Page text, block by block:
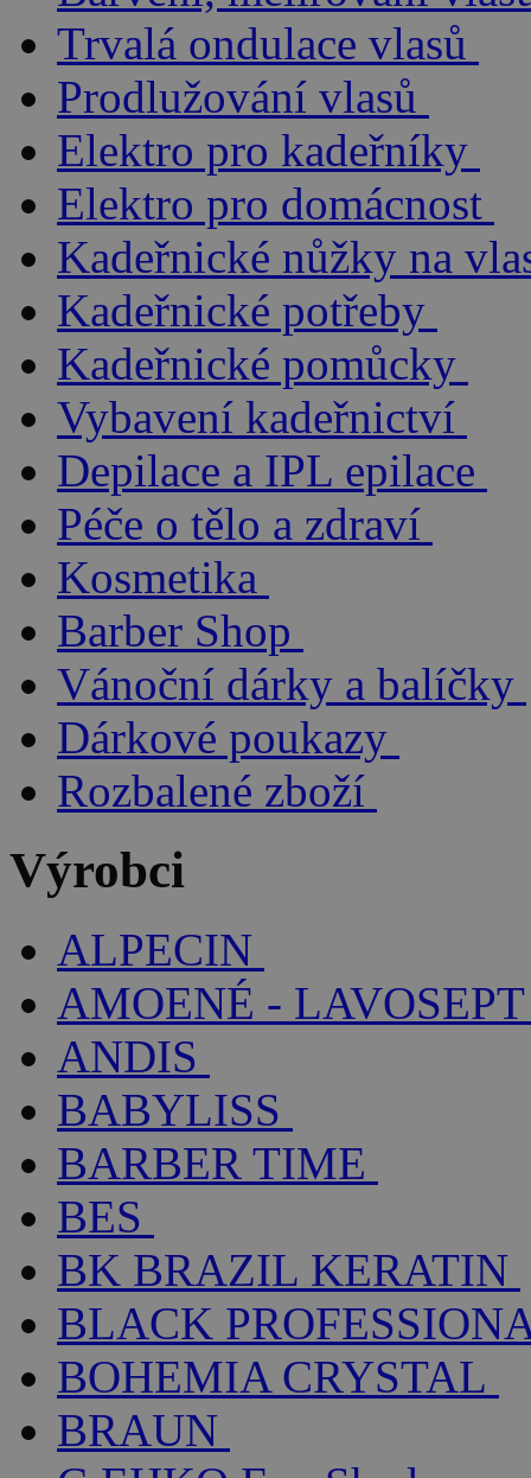
Trvalá ondulace vlasů
Prodlužování vlasů
Elektro pro kadeřníky
Elektro pro domácnost
Kadeřnické nůžky na
Kadeřnické potřeby
Kadeřnické pomůcky
Vybavení kadeřnictví
Depilace a IPL epilace
Péče o tělo a zdraví
Kosmetika
Barber Shop
Vánoční dárky a balíčky
Dárkové poukazy
Rozbalené zboží
Výrobci
ALPECIN
AMOENÉ - LAVOSEPT
ANDIS
BABYLISS
BARBER TIME
BES
BK BRAZIL KERATIN
BLACK
BOHEMIA CRYSTAL
BRAUN